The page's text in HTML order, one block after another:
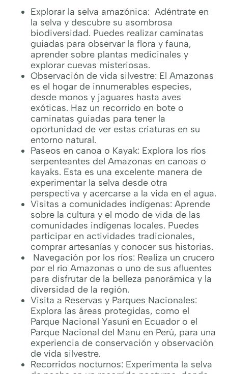
Explorar la selva amazónica: Adéntrate en
la selva y descubre su asombrosa
biodiversidad. Puedes realizar caminatas
guiadas para observar la flora y fauna,
aprender sobre plantas medicinales y
explorar cuevas misteriosas.
Observación de vida silvestre: El Amazonas
es el hogar de innumerables especies,
desde monos y jaguares hasta aves
exóticas. Haz un recorrido en bote o
caminatas guiadas para tener la
oportunidad de ver estas criaturas en su
entorno natural.
Paseos en canoa o Kayak: Explora los ríos
serpenteantes del Amazonas en canoas o
kayaks. Esta es una excelente manera de
experimentar la selva desde otra
perspectiva y acercarse a la vida en el agua.
Visitas a comunidades indígenas: Aprende
sobre la cultura y el modo de vida de las
comunidades indígenas locales. Puedes
participar en actividades tradicionales,
comprar artesanías y conocer sus historias.
Navegación por los ríos: Realiza un crucero
por el río Amazonas o uno de sus afluentes
para disfrutar de la belleza panorámica y la
diversidad de la región.
Visita a Reservas y Parques Nacionales:
Explora las áreas protegidas, como el
Parque Nacional Yasuní en Ecuador o el
Parque Nacional del Manu en Perú, para una
experiencia de conservación y observación
de vida silvestre.
Recorridos nocturnos: Experimenta la selva